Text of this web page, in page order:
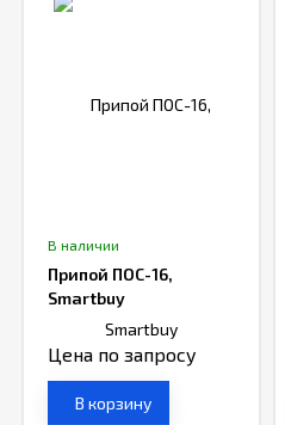
В наличии
Припой ПОС-16,
Smartbuy
Цена по запросу
В корзину